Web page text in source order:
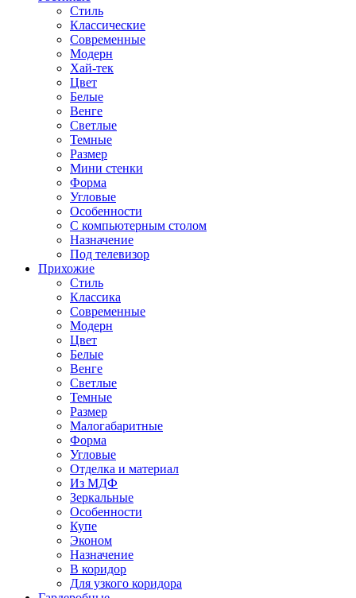
Стиль
Классические
Современные
Модерн
Хай-тек
Цвет
Белые
Венге
Светлые
Темные
Размер
Мини стенки
Форма
Угловые
Особенности
С компьютерным столом
Назначение
Под телевизор
Прихожие
Стиль
Классика
Современные
Модерн
Цвет
Белые
Венге
Светлые
Темные
Размер
Малогабаритные
Форма
Угловые
Отделка и материал
Из МДФ
Зеркальные
Особенности
Купе
Эконом
Назначение
В коридор
Для узкого коридора